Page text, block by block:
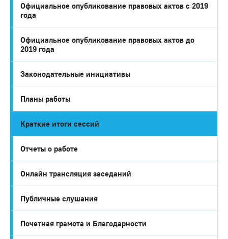
Официальное опубликование правовых актов c 2019
года
Официальное опубликование правовых актов до
2019 года
Законодательные инициативы
Планы работы
Краткие итоги сессий
Отчеты о работе
Онлайн трансляция заседаний
Публичные слушания
Почетная грамота и Благодарности